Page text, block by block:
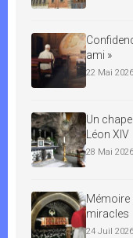
ami »
22 Mai 2026
Un
Léon XIV
28 Mai 2026
Mémoire
miracles
24 Juil 2026